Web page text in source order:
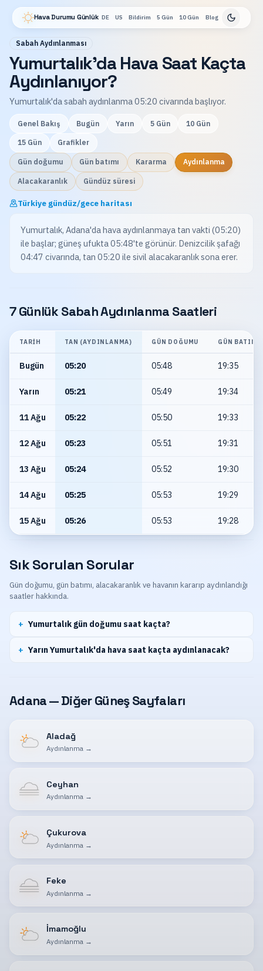
Hava Durumu Günlük DE US Bildirim 5 Gün 10 Gün Blog
Sabah Aydınlanması
Yumurtalık'da Hava Saat Kaçta
Aydınlanıyor?
Yumurtalık'da sabah aydınlanma 05:20 civarında başlıyor.
Genel Bakış Bugün Yarın 5 Gün 10 Gün
15 Gün Grafikler
Gün doğumu Gün batımı Kararma Aydınlanma
Alacakaranlık Gündüz süresi
Türkiye gündüz/gece haritası
Yumurtalık, Adana'da hava aydınlanmaya tan vakti (05:20)
ile başlar; güneş ufukta 05:48'te görünür. Denizcilik şafağı
04:47 civarında, tan 05:20 ile sivil alacakaranlık sona erer.
7 Günlük Sabah Aydınlanma Saatleri
TARIH TAN (AYDINLANMA) GÜN DOĞUMU GÜN BATIMI
Bugün 05:20 05:48 19:35
Yarın 05:21 05:49 19:34
11 Ağu 05:22 05:50 19:33
12 Ağu 05:23 05:51 19:31
13 Ağu 05:24 05:52 19:30
14 Ağu 05:25 05:53 19:29
15 Ağu 05:26 05:53 19:28
Sık Sorulan Sorular
Gün doğumu, gün batımı, alacakaranlık ve havanın kararıp aydınlandığı
saatler hakkında.
Yumurtalık gün doğumu saat kaçta?
Yarın Yumurtalık'da hava saat kaçta aydınlanacak?
Adana — Diğer Güneş Sayfaları
Aladağ
Aydınlanma→
Ceyhan
Aydınlanma→
Çukurova
Aydınlanma →
Feke
Aydınlanma →
İmamoğlu
Aydınlanma →